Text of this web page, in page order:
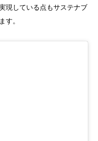
現している点もサステナブ
す。